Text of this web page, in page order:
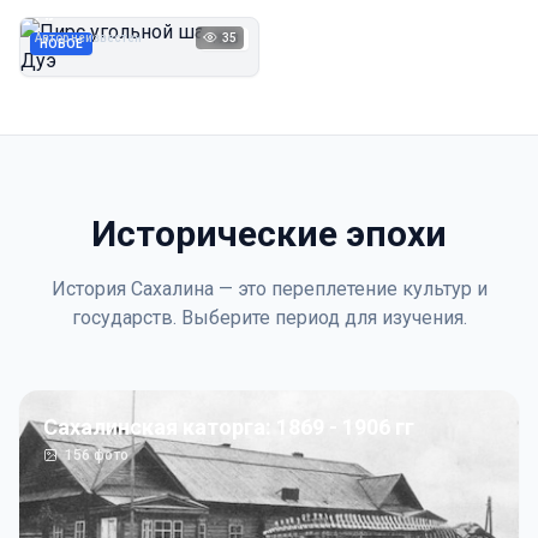
НОВОЕ 1923
Автор неизвестен 35
Исторические эпохи
История Сахалина — это переплетение культур и
государств. Выберите период для изучения.
Сахалинская каторга: 1869 - 1906 гг
156фото